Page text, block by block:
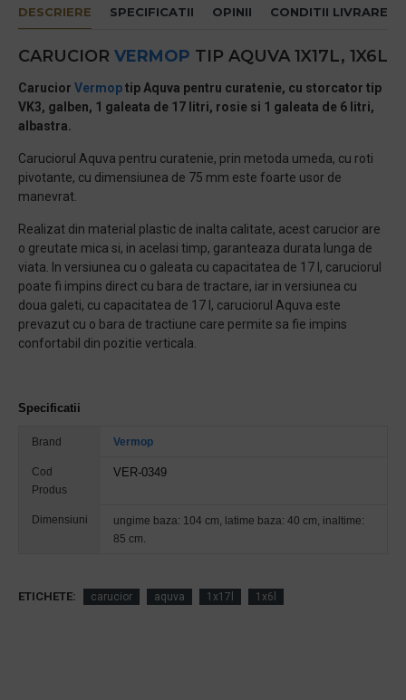
DESCRIERE SPECIFICATII OPINII CONDITII LIVRARE
CARUCIOR VERMOP TIP AQUVA 1X17L, 1X6L
Carucior Vermoptip Aquva pentru curatenie, cu storcator tip
VK3, galben, 1 galeata de 17 litri, rosie si 1 galeata de 6 litri,
albastra.
Caruciorul Aquva pentru curatenie, prin metoda umeda, cu roti
pivotante, cu dimensiunea de 75 mm este foarte usor de
manevrat.
Realizat din material plastic de inalta calitate, acest carucior are
o greutate mica si, in acelasi timp, garanteaza durata lunga de
viata. In versiunea cu o galeata cu capacitatea de 17 l, caruciorul
poate fi impins direct cu bara de tractare, iar in versiunea cu
doua galeti, cu capacitatea de 17 l, caruciorul Aquva este
prevazut cu o bara de tractiune care permite sa fie impins
confortabil din pozitie verticala.
Specificatii
Brand Vermop
Cod
Produs
VER-0349​
Dimensiuni
ungime baza: 104 cm, latime baza: 40 cm, inaltime:
85 cm.
ETICHETE: carucior aquva 1x17l 1x6l